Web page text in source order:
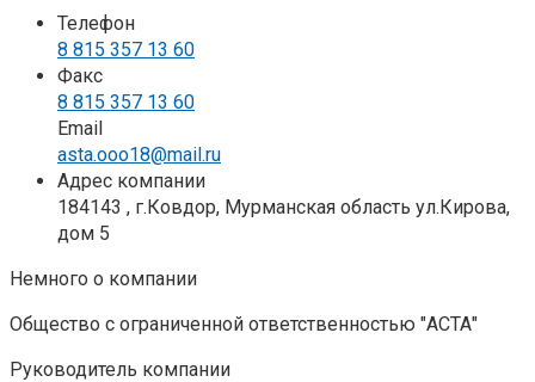
Телефон
8 815 357 13 60
Факс
8 815 357 13 60
Email
asta.ooo18@mail.ru
Адрес компании
184143 , г.Ковдор, Мурманская область ул.Кирова,
дом 5
Немного о компании
Общество с ограниченной ответственностью "АСТА"
Руководитель компании